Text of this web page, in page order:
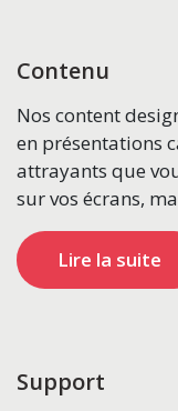
Contenu
Nos content
en présentations
attrayants que
sur vos écrans,
Lire la suite
Support